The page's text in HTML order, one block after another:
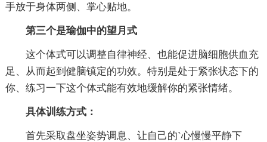
手放于身体两侧、掌心贴地。
第三个是瑜伽中的望月式
这个体式可以调整自律神经、也能促进脑细胞供血充
足、从而起到健脑镇定的功效。特别是处于紧张状态下的
你、练习一下这个体式能有效地缓解你的紧张情绪。
具体训练方式：
首先采取盘坐姿势调息、让自己的`心慢慢平静下